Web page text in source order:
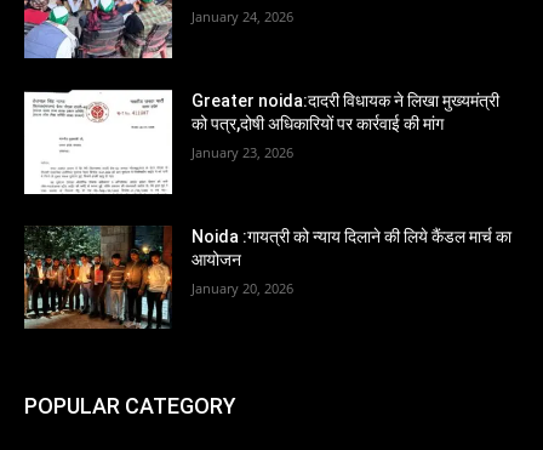
January 24, 2026
Greater noida:दादरी विधायक ने लिखा मुख्यमंत्री
को पत्र,दोषी अधिकारियों पर कार्रवाई की मांग
January 23, 2026
Noida :गायत्री को न्याय दिलाने की लिये कैंडल मार्च का
आयोजन
January 20, 2026
POPULAR CATEGORY